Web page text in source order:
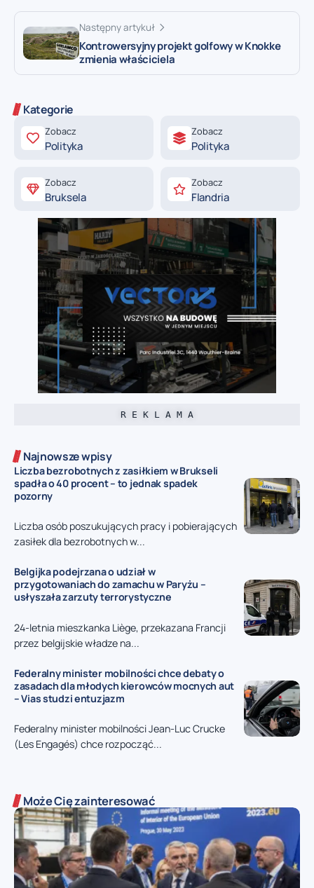
Następny artykuł
Kontrowersyjny projekt golfowy w Knokke
zmienia właściciela
Kategorie
Zobacz
Polityka
Zobacz
Polityka
Zobacz
Bruksela
Zobacz
Flandria
R E K L A M A
Najnowsze wpisy
Liczba bezrobotnych z zasiłkiem w Brukseli
spadła o 40 procent – to jednak spadek
pozorny
Liczba osób poszukujących pracy i pobierających
zasiłek dla bezrobotnych w...
Belgijka podejrzana o udział w
przygotowaniach do zamachu w Paryżu –
usłyszała zarzuty terrorystyczne
24-letnia mieszkanka Liège, przekazana Francji
przez belgijskie władze na...
Federalny minister mobilności chce debaty o
zasadach dla młodych kierowców mocnych aut
– Vias studzi entuzjazm
Federalny minister mobilności Jean-Luc Crucke
(Les Engagés) chce rozpocząć...
Może Cię zainteresować